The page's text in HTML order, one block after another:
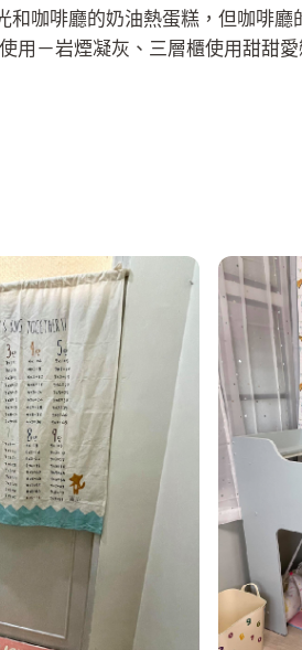
咖啡廳的奶油熱蛋糕，但咖啡
－岩煙凝灰、三層櫃使用甜甜愛